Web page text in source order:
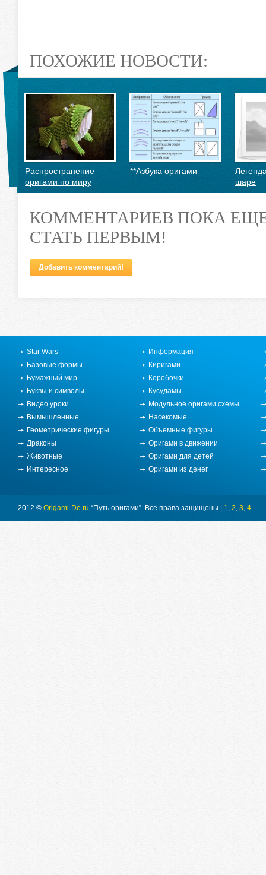
ПОХОЖИЕ НОВОСТИ:
Распространение
оригами по миру
**Азбука оригами
шаре
История появления
КОММЕНТАРИЕВ ПОКА
СТАТЬ ПЕРВЫМ!
Добавить комментарий!
Star Wars
Базовые формы
Бумажный мир
Буквы и символы
Видео уроки
Вымышленные
Геометрические фигуры
Драконы
Животные
Интересное
Информация
Киригами
Коробочки
Кусудамы
Модульное оригами схемы
Насекомые
Объемные фигуры
Оригами в движении
Оригами для детей
Оригами из денег
2012 © Origami-Do.ru “Путь оригами”. Все права защищены | 1, 2, 3, 4